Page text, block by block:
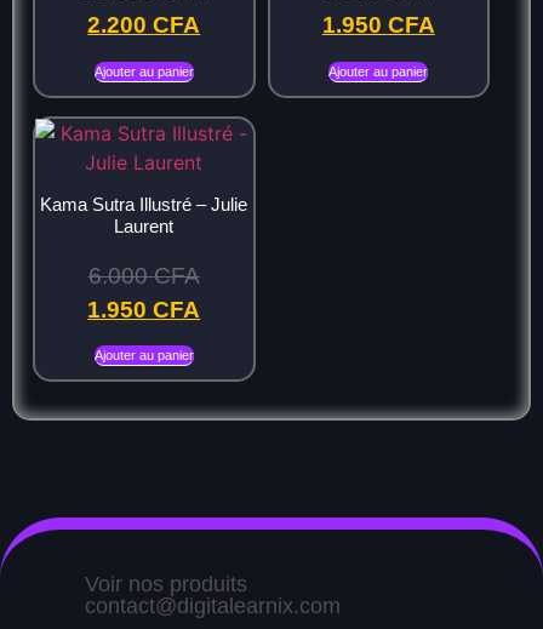
2.200CFA
Ajouter au panier
1.950 CFA
Ajouter au panier
Kama Sutra Illustré – Julie
Laurent
6.000CFA
1.950CFA
Ajouter au panier
Voir nos produits
contact@digitalearnix.com